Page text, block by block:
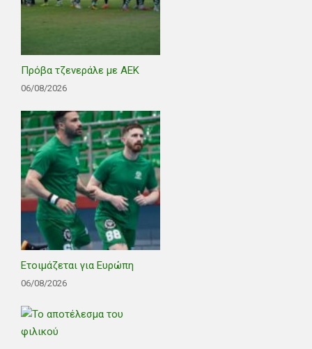
Πρόβα τζενεράλε με ΑΕΚ
06/08/2026
Ετοιμάζεται για Ευρώπη
06/08/2026